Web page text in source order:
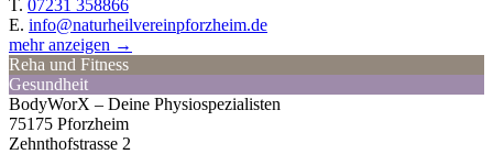
T. 07231 358866
E. info@naturheilvereinpforzheim.de
mehr anzeigen →
Reha und Fitness
Gesundheit
BodyWorX – Deine Physiospezialisten
75175 Pforzheim
Zehnthofstrasse 2